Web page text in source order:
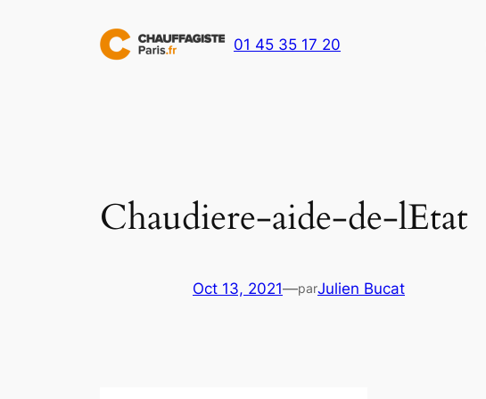
01 45 35 17 20
Chaudiere-aide-de-lEtat
Oct 13, 2021—parJulien Bucat